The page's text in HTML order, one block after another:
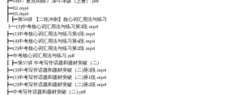
┣━02.mp4
┣━03.mp4
┃ ┣━第59讲 【二轮冲刺】核心词汇用法与练习
┣━(3)中考核心词汇用法与练习第3段.mp4
┣━(1)中考核心词汇用法与练习第1段.mp4
┣━(4)中考核心词汇用法与练习第4段.mp4
┣━(2)中考核心词汇用法与练习第2段.mp4
┣━中考核心词汇用法与练习.pdf
┃ ┣━第57讲 中考写作话题和题材突破（二)
┣━(3)中考写作话题和题材突破（二)第3段.mp4
┣━(1)中考写作话题和题材突破（二)第1段.mp4
┣━(2)中考写作话题和题材突破（二)第2段.mp4
┣━中考写作话题和题材突破（二).pdf